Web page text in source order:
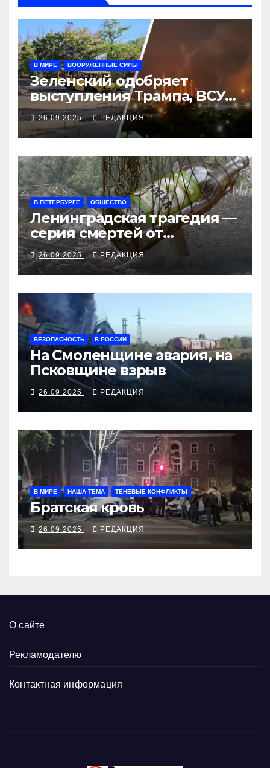
В МИРЕ ВООРУЖЁННЫЕ СИЛЫ
Зеленский одобряет
выступления Трампа, ВСУ
закрыли Добропольский
рубеж
26.09.2025 РЕДАКЦИЯ
В ПЕТЕРБУРГЕ ОБЩЕСТВО
Ленинградская трагедия —
серия смертей от
алкосуррогата
26.09.2025 РЕДАКЦИЯ
БЕЗОПАСНОСТЬ В РОССИИ
На Смоленщине авария, на
Псковщине взрыв
26.09.2025 РЕДАКЦИЯ
В МИРЕ НАША ТЕМА ТЕНЕВЫЕ КОНФЛИКТЫ
Братская кровь
26.09.2025 РЕДАКЦИЯ
О сайте
Рекламодателю
Контактная информация